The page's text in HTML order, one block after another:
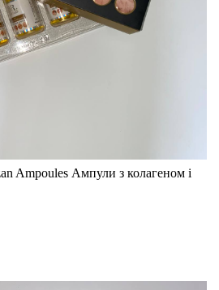
Ampoules Ампули з колагеном і